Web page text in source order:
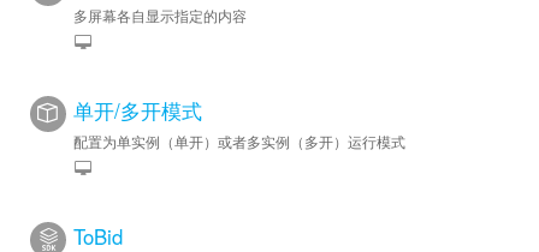
多屏幕各自显示指定的内容
单开/多开模式
配置为单实例（单开）或者多实例（多开）运行模式
ToBid